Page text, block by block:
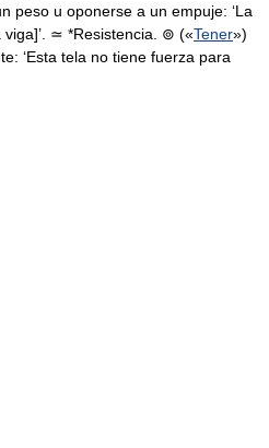
peso u oponerse a un empuje: ‘La
≃ *Resistencia. ⊚ («Tener»)
‘Esta tela no tiene fuerza para